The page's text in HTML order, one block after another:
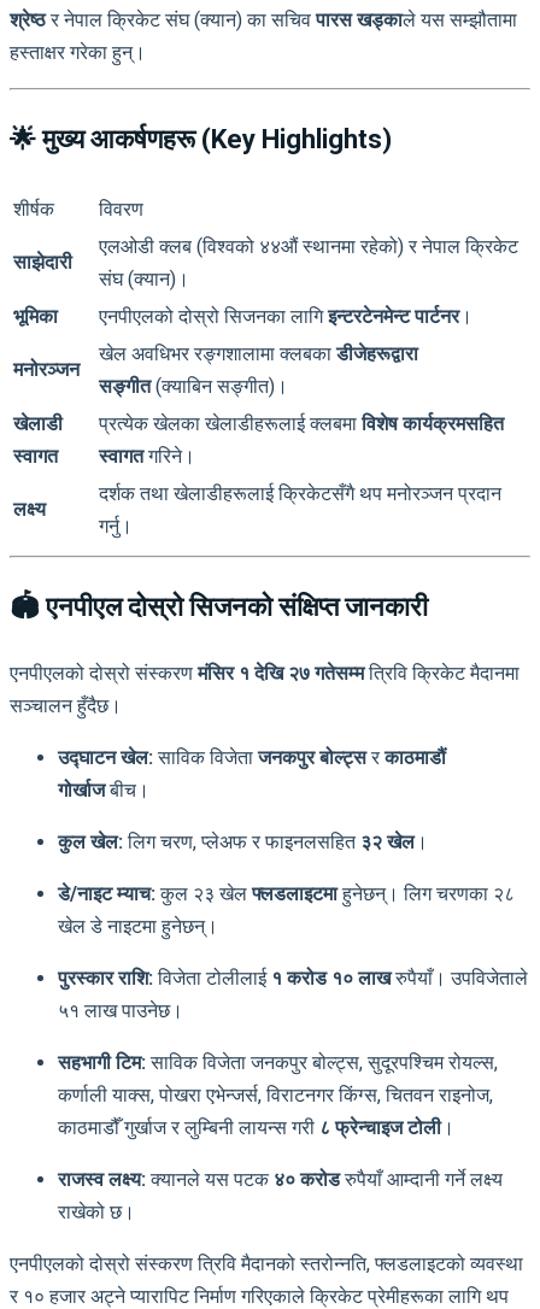
श्रेष्ठर नेपाल क्रिकेट संघ (क्यान) का सचिवपारस खड्काले यस सम्झौतामा
हस्ताक्षर गरेका हुन्।
🌟 मुख्य आकर्षणहरू (Key Highlights)
शीर्षक विवरण
साझेदारी
एलओडी क्लब (विश्वको ४४औं स्थानमा रहेको) र नेपाल क्रिकेट
संघ (क्यान)।
भूमिका
एनपीएलको दोस्रो सिजनका लागिइन्टरटेनमेन्ट पार्टनर।
मनोरञ्जन
खेल अवधिभर रङ्गशालामा क्लबकाडीजेहरूद्वारा
सङ्गीत(क्याबिन सङ्गीत)।
खेलाडी
स्वागत
प्रत्येक खेलका खेलाडीहरूलाई क्लबमाविशेष कार्यक्रमसहित
स्वागतगरिने।
लक्ष्य
दर्शक तथा खेलाडीहरूलाई क्रिकेटसँगै थप मनोरञ्जन प्रदान
गर्नु।
🏟️ एनपीएल दोस्रो सिजनको संक्षिप्त जानकारी
एनपीएलको दोस्रो संस्करणमंसिर १ देखि २७ गतेसम्मत्रिवि क्रिकेट मैदानमा
सञ्चालन हुँदैछ।
उद्घाटन खेल:साविक विजेताजनकपुर बोल्ट्सरकाठमाडौं
गोर्खाजबीच।
कुल खेल:लिग चरण, प्लेअफ र फाइनलसहित ३२ खेल।
डे/नाइट म्याच:कुल २३ खेलफ्लडलाइटमाहुनेछन्। लिग चरणका २८
खेल डे नाइटमा हुनेछन्।
पुरस्कार राशि:विजेता टोलीलाई १ करोड १० लाखरुपैयाँ। उपविजेताले
५१ लाख पाउनेछ।
सहभागी टिम:साविक विजेता जनकपुर बोल्ट्स, सुदूरपश्चिम रोयल्स,
कर्णाली याक्स, पोखरा एभेन्जर्स, विराटनगर किंग्स, चितवन राइनोज,
काठमाडौँ गुर्खाज र लुम्बिनी लायन्स गरी ८ फ्रेन्चाइज टोली।
राजस्व लक्ष्य:क्यानले यस पटक ४० करोडरुपैयाँ आम्दानी गर्ने लक्ष्य
राखेको छ।
एनपीएलको दोस्रो संस्करण त्रिवि मैदानको स्तरोन्नति, फ्लडलाइटको व्यवस्था
र १० हजार अट्ने प्यारापिट निर्माण गरिएकाले क्रिकेट प्रेमीहरूका लागि थप